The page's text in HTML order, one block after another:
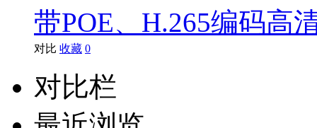
带POE、H.265编码高
对比 收藏 0
对比栏